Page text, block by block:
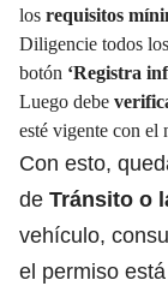
los requisitos
Diligencie todos los
botón ‘Registra
Luego debe
esté vigente con el
Con esto,
de Tránsito o
vehículo,
el permiso